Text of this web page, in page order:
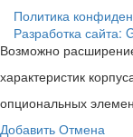
Политика
Разработка сайта:
Возможно
характеристик
опциональных
Добавить Отмена